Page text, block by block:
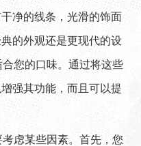
净的线条，光滑的饰面
的外观还是更现代的设
您的口味。通过将这些
强其功能，而且可以提
虑某些因素。首先，您